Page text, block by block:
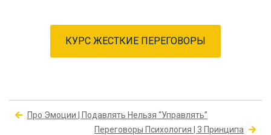
КУРС ЖЕСТКИЕ ПЕРЕГОВОРЫ
Про Эмоции | Подавлять Нельзя “Управлять”
Переговоры Психология | 3 Принципа